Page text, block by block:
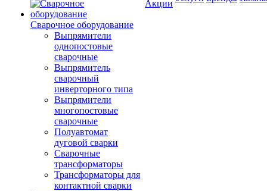
Сварочное оборудование
Выпрямители
однопостовые
сварочные
Выпрямитель
сварочный
инверторного типа
Выпрямители
многопостовые
сварочные
Полуавтомат
дуговой сварки
Сварочные
трансформаторы
Трансформаторы для
контактной сварки
Акции